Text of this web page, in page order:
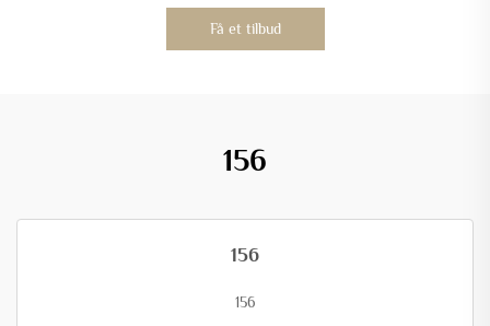
Få et tilbud
156
156
156